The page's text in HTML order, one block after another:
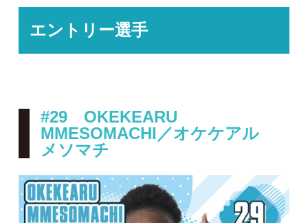
エントリー選手
#29 OKEKEARU
MMESOMACHI／オケケアル
メソマチ